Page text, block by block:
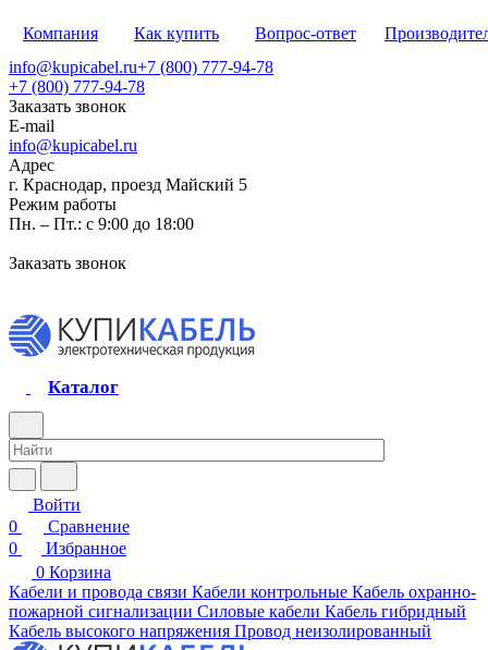
Компания Как купить Вопрос-ответ
info@kupicabel.ru+7 (800) 777-94-78
+7 (800) 777-94-78
Заказать звонок
E-mail
info@kupicabel.ru
Адрес
г. Краснодар, проезд Майский 5
Режим работы
Пн. – Пт.: с 9:00 до 18:00
Заказать звонок
Каталог
Войти
0
Сравнение
0
Избранное
0 Корзина
Кабели и провода связи Кабели контрольные Кабель охранно-
пожарной сигнализации Силовые кабели Кабель гибридный
Кабель высокого напряжения Провод неизолированный